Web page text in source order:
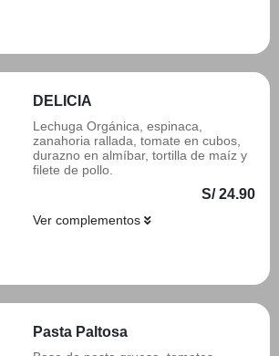
DELICIA
Lechuga Orgánica, espinaca,
zanahoria rallada, tomate en cubos,
durazno en almíbar, tortilla de maíz y
filete de pollo.
S/ 24.90
Ver complementos
Pasta Paltosa